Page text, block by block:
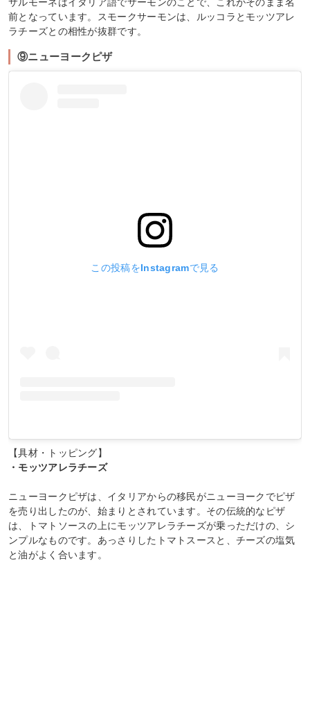
前となっています。スモークサーモンは、ルッコラとモッツアレ
ラチーズとの相性が抜群です。
⑨ニューヨークピザ
この投稿をInstagramで見る
【具材・トッピング】
・モッツアレラチーズ
ニューヨークピザは、イタリアからの移民がニューヨークでピザ
を売り出したのが、始まりとされています。その伝統的なピザ
は、トマトソースの上にモッツアレラチーズが乗っただけの、シ
ンプルなものです。あっさりしたトマトスースと、チーズの塩気
と油がよく合います。